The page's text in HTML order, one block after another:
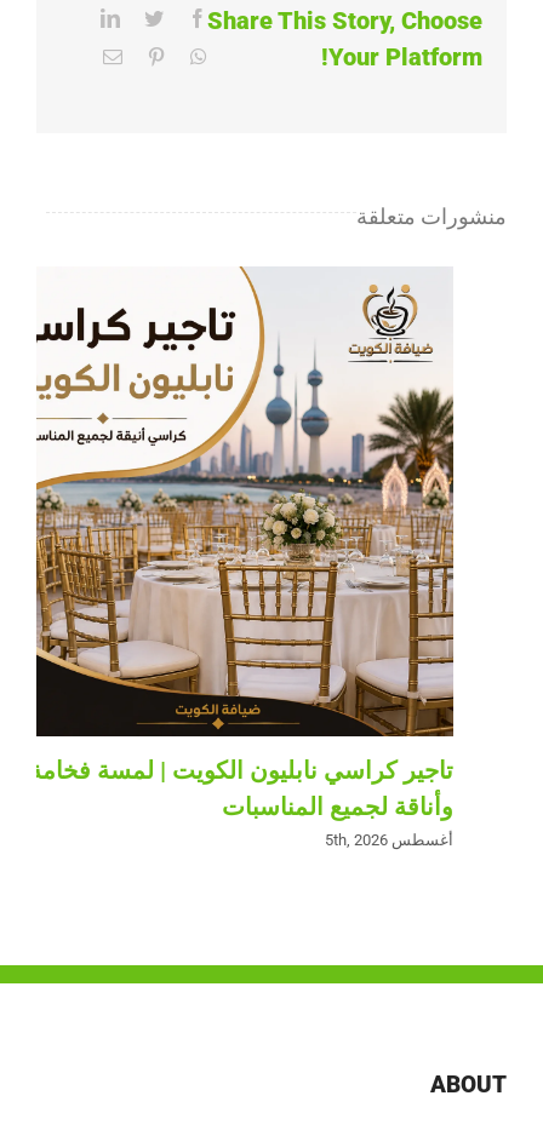
ضيافة
Share This Story, Choose
Your Platform!
Facebook
Twitter
LinkedIn
WhatsApp
Pinterest
Email
منشورات متعلقة
تاجير كراسي نابليون الكويت | لمسة فخامة
وأناقة لجميع المناسبات
أغسطس 5th, 2026
ABOUT